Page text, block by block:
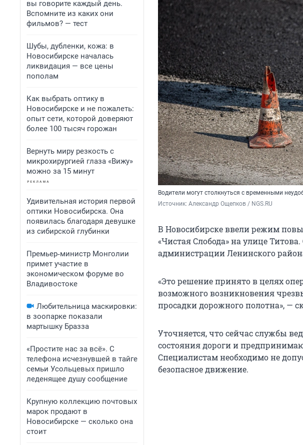
вы говорите каждый день.
Вспомните из каких они
фильмов? — тест
Шубы, дубленки, кожа: в
Новосибирске началась
ликвидация — все цены
пополам
Как выбрать оптику в
Новосибирске и не пожалеть:
опыт сети, которой доверяют
более 100 тысяч горожан
Вернуть миру резкость с
микрохирургией глаза «Вижу»
можно за 15 минут
Удивительная история первой
оптики Новосибирска. Она
появилась благодаря девушке
из сибирской глубинки
Премьер‑министр Монголии
примет участие в
экономическом форуме во
Владивостоке
Любительница маскировки:
в зоопарке показали
мартышку Бразза
«Простите нас за всё». С
телефона исчезнувшей в тайге
семьи Усольцевых пришло
леденящее душу сообщение
Крупную коллекцию почтовых
марок продают в
Новосибирске — сколько она
стоит
Водители могут столкнуться с временными
Источник: Александр Ощепков / NGS.RU
В Новосибирске ввели режим
«Чистая Слобода» на улице
администрации Ленинского
«Это решение принято в целях
возможного возникновения
просадки дорожного полотна», —
Уточняется, что сейчас службы
состояния дороги и
Специалистам необходимо не
безопасное движение.